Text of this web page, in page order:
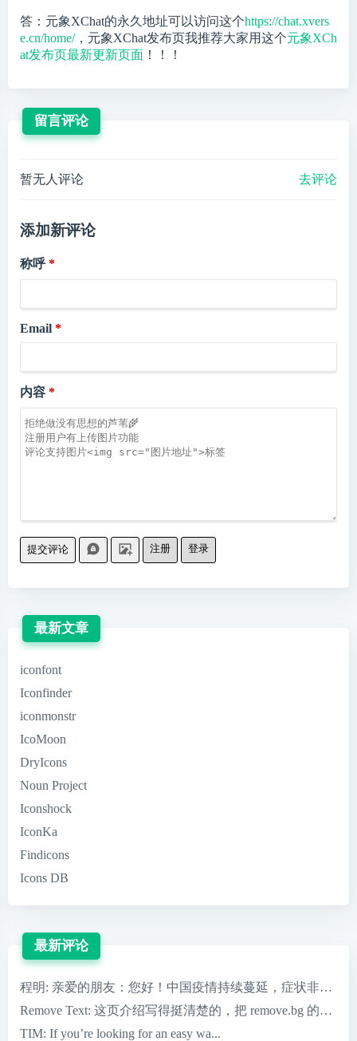
答：元象XChat的永久地址可以访问这个https://chat.xvers
e.cn/home/，元象XChat发布页我推荐大家用这个元象XCh
at发布页最新更新页面 ！！！
留言评论
暂无人评论 去评论
添加新评论
称呼
Email
内容
提交评论 注册 登录
最新文章
iconfont
Iconfinder
iconmonstr
IcoMoon
DryIcons
Noun Project
Iconshock
IconKa
Findicons
Icons DB
最新评论
程明: 亲爱的朋友：您好！中国疫情持续蔓延，症状非常严
Remove Text: 这页介绍写得挺清楚的，把 remove.bg 的核心
TIM: If you’re looking for an easy wa...